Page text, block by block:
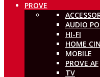
PROVE
AUDIO
HI-FI
HOME
MOBILE
PROVE AF
TV